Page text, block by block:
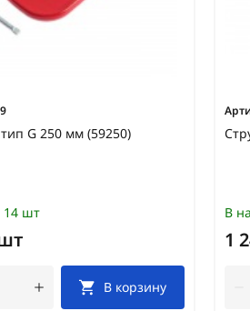
G 250 мм (59250)
14 шт
В корзину
В
1